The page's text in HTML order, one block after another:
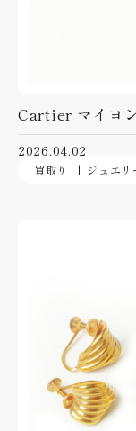
Cartier マイヨ
2026.04.02
買取り ジュエリ